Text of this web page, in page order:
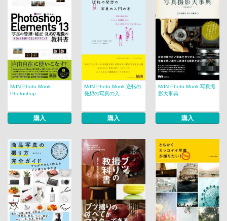
MdN Photo Mook
Photoshop ...
購入
MdN Photo Mook 逆転の
発想の写真の入...
購入
MdN Photo Mook 写真撮
影大事典
購入